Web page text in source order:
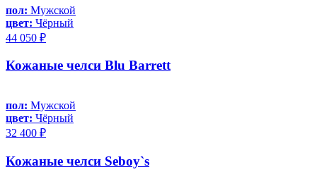
пол: Мужской
цвет: Чёрный
44 050 ₽
Кожаные челси Blu Barrett
пол: Мужской
цвет: Чёрный
32 400 ₽
Кожаные челси Seboy`s